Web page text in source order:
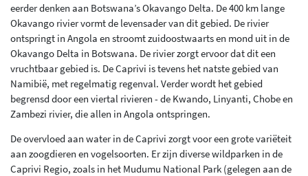
eerder denken aan Botswana’s Okavango Delta. De 400 km lange
Okavango rivier vormt de levensader van dit gebied. De rivier
ontspringt in Angola en stroomt zuidoostwaarts en mond uit in de
Okavango Delta in Botswana. De rivier zorgt ervoor dat dit een
vruchtbaar gebied is. De Caprivi is tevens het natste gebied van
Namibië, met regelmatig regenval. Verder wordt het gebied
begrensd door een viertal rivieren - de Kwando, Linyanti, Chobe en
Zambezi rivier, die allen in Angola ontspringen.
De overvloed aan water in de Caprivi zorgt voor een grote variëteit
aan zoogdieren en vogelsoorten. Er zijn diverse wildparken in de
Caprivi Regio, zoals in het Mudumu National Park (gelegen aan de